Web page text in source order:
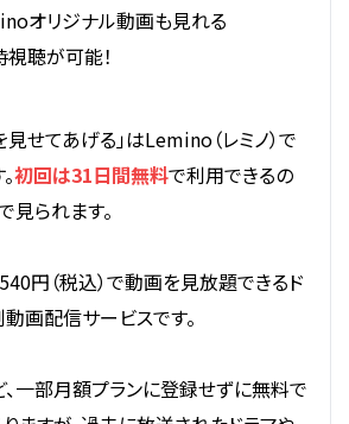
オリジナル動画も見れる
聴が可能！
見せてあげる」はLemino（レミノ）で
初回は31日間無料で利用できるの
見られます。
円（税込）で動画を見放題できるド
画配信サービスです。
一部月額プランに登録せずに無料で